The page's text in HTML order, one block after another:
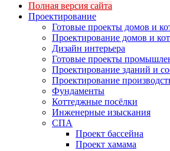
Полная версия сайта
Проектирование
Готовые проекты домов и
Проектирование домов и
Дизайн интерьера
Готовые проекты
Проектирование зданий и
Проектирование
Фундаменты
Коттеджные посёлки
Инженерные изыскания
СПА
Проект бассейна
Проект хамама